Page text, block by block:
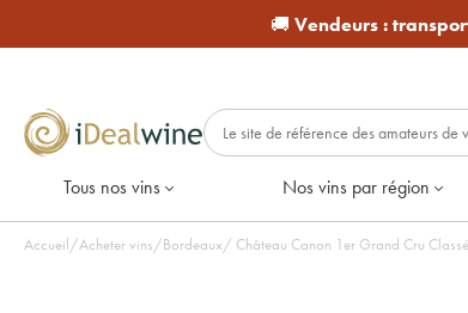
🚚 Vendeurs :
Tous nos vins Nos vins par région
Accueil/Acheter vins/Bordeaux/